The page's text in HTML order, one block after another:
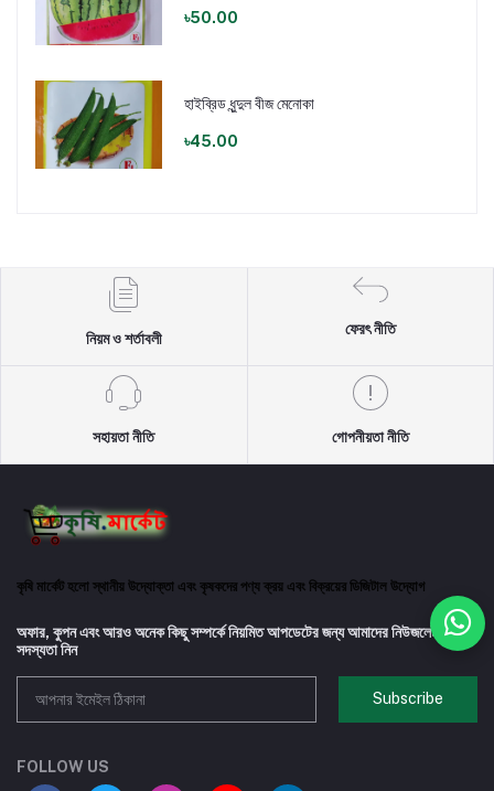
৳50.00
হাইব্রিড ধুন্দুল বীজ মেনোকা
৳45.00
নিয়ম ও শর্তাবলী
ফেরৎ নীতি
সহায়তা নীতি গোপনীয়তা নীতি
কৃষি মার্কেট হলো স্থানীয় উদ্যোক্তা এবং কৃষকদের পণ্য ক্রয় এবং বিক্রয়ের ডিজিটাল উদ্যোগ
অফার, কুপন এবং আরও অনেক কিছু সম্পর্কে নিয়মিত আপডেটের জন্য আমাদের নিউজলেটারে
সদস্যতা নিন
Subscribe
FOLLOW US